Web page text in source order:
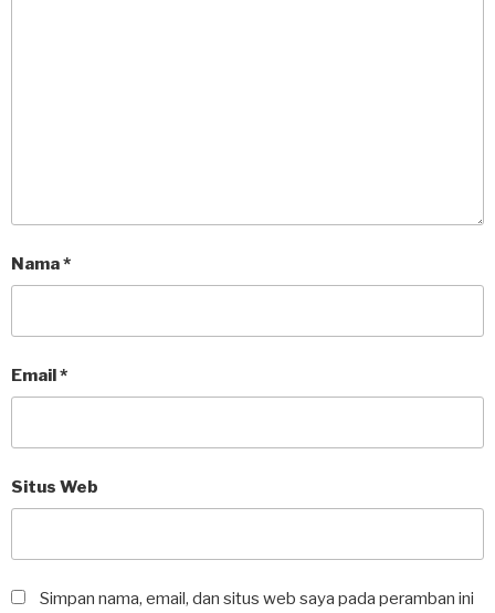
Nama*
Email*
Situs Web
Simpan nama, email, dan situs web saya pada peramban ini